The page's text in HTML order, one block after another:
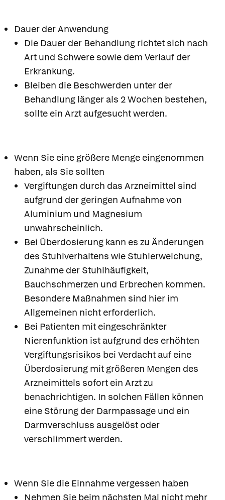
Dauer der Anwendung
Die Dauer der Behandlung richtet sich nach
Art und Schwere sowie dem Verlauf der
Erkrankung.
Bleiben die Beschwerden unter der
Behandlung länger als 2 Wochen bestehen,
sollte ein Arzt aufgesucht werden.
Wenn Sie eine größere Menge eingenommen
haben, als Sie sollten
Vergiftungen durch das Arzneimittel sind
aufgrund der geringen Aufnahme von
Aluminium und Magnesium
unwahrscheinlich.
Bei Überdosierung kann es zu Änderungen
des Stuhlverhaltens wie Stuhlerweichung,
Zunahme der Stuhlhäufigkeit,
Bauchschmerzen und Erbrechen kommen.
Besondere Maßnahmen sind hier im
Allgemeinen nicht erforderlich.
Bei Patienten mit eingeschränkter
Nierenfunktion ist aufgrund des erhöhten
Vergiftungsrisikos bei Verdacht auf eine
Überdosierung mit größeren Mengen des
Arzneimittels sofort ein Arzt zu
benachrichtigen. In solchen Fällen können
eine Störung der Darmpassage und ein
Darmverschluss ausgelöst oder
verschlimmert werden.
Wenn Sie die Einnahme vergessen haben
Nehmen Sie beim nächsten Mal nicht mehr